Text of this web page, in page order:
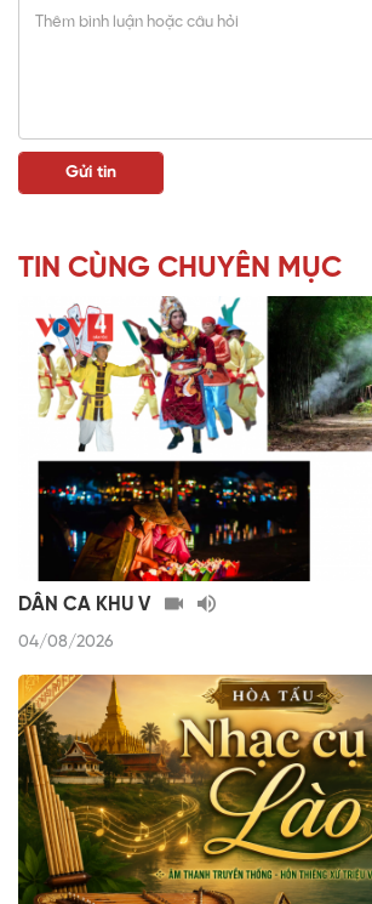
TIN CÙNG CHUYÊN MỤC
DÂN CA KHU V
04/08/2026